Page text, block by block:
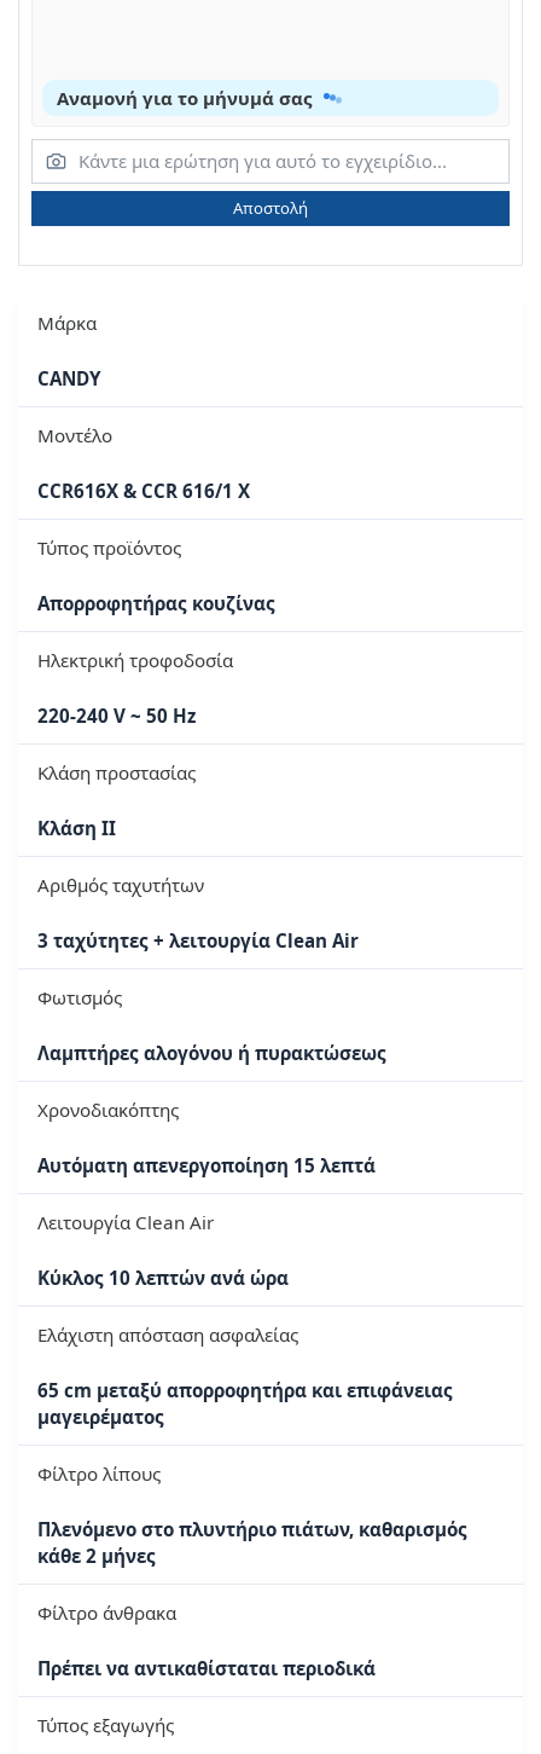
Αναμονή για το μήνυμά σας
Αποστολή
Μάρκα
CANDY
Μοντέλο
CCR616X & CCR 616/1 X
Τύπος προϊόντος
Απορροφητήρας κουζίνας
Ηλεκτρική τροφοδοσία
220-240 V ~ 50 Hz
Κλάση προστασίας
Κλάση II
Αριθμός ταχυτήτων
3 ταχύτητες + λειτουργία Clean Air
Φωτισμός
Λαμπτήρες αλογόνου ή πυρακτώσεως
Χρονοδιακόπτης
Αυτόματη απενεργοποίηση 15 λεπτά
Λειτουργία Clean Air
Κύκλος 10 λεπτών ανά ώρα
Ελάχιστη απόσταση ασφαλείας
65 cm μεταξύ απορροφητήρα και επιφάνειας
μαγειρέματος
Φίλτρο λίπους
Πλενόμενο στο πλυντήριο πιάτων, καθαρισμός
κάθε 2 μήνες
Φίλτρο άνθρακα
Πρέπει να αντικαθίσταται περιοδικά
Τύπος εξαγωγής